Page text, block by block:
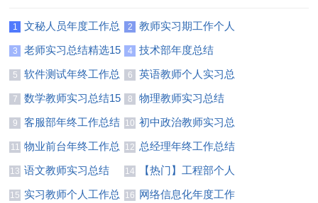
1
文秘人员年度工作总
结
2
教师实习期工作个人
总结
3
老师实习总结精选15
篇
4 技术部年度总结
5
软件测试年终工作总
结
6
英语教师个人实习总
结7篇
7
数学教师实习总结15
篇
8 物理教师实习总结
9
客服部年终工作总结
15篇
10 初中政治教师实习总
结
11
物业前台年终工作总
结(精选15篇)
12 总经理年终工作总结
集锦15篇
13 语文教师实习总结
【荐】
14
【热门】工程部个人
年终工作总结
15 实习教师个人工作总
16 网络信息化年度工作